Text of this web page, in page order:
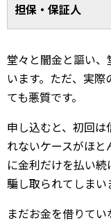
担保・保証人
堂々と闇金と謳い
います。ただ、実
ても悪質です。
申し込むと、初回
れないケースがほ
に金利だけを払い
騙し取られてしまい
まだお金を借りて